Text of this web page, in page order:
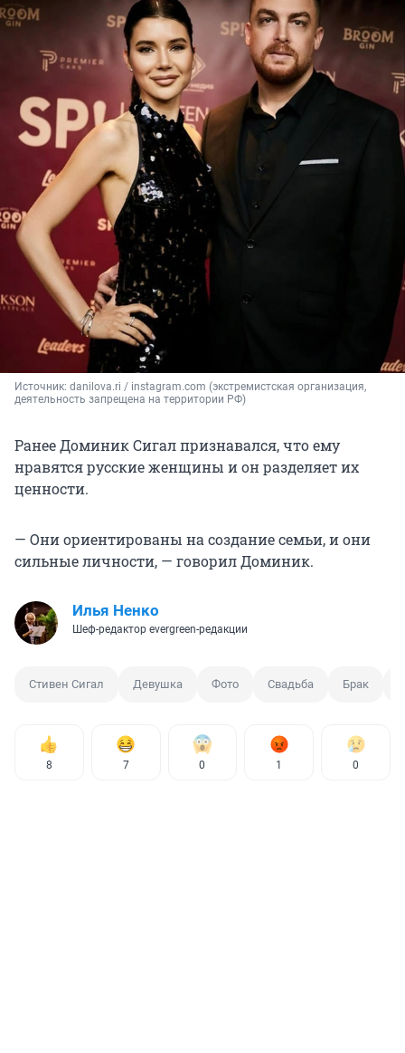
Источник: danilova.ri / instagram.com (экстремистская организация,
деятельность запрещена на территории РФ)
Ранее Доминик Сигал признавался, что ему
нравятся русские женщины и он разделяет их
ценности.
— Они ориентированы на создание семьи, и они
сильные личности, — говорил Доминик.
Илья Ненко
Шеф-редактор evergreen-редакции
Стивен Сигал Девушка Фото Свадьба Брак
8 7 0 1 0